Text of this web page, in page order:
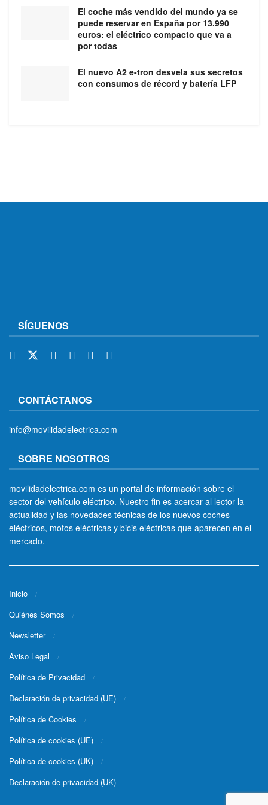
El coche más vendido del mundo ya se
puede reservar en España por 13.990
euros: el eléctrico compacto que va a
por todas
El nuevo A2 e-tron desvela sus secretos
con consumos de récord y batería LFP
SÍGUENOS
CONTÁCTANOS
info@movilidadelectrica.com
SOBRE NOSOTROS
movilidadelectrica.com es un portal de información sobre el
sector del vehículo eléctrico. Nuestro fin es acercar al lector la
actualidad y las novedades técnicas de los nuevos coches
eléctricos, motos eléctricas y bicis eléctricas que aparecen en el
mercado.
Inicio
Quiénes Somos
Newsletter
Aviso Legal
Política de Privacidad
Declaración de privacidad (UE)
Política de Cookies
Política de cookies (UE)
Política de cookies (UK)
Declaración de privacidad (UK)